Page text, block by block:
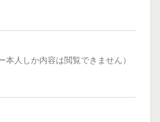
本人しか内容は閲覧できません）